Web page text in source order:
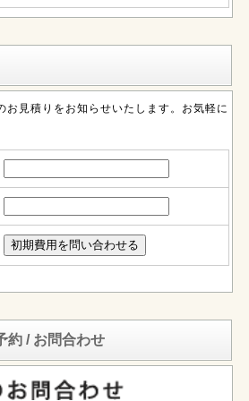
お見積りをお知らせいたします。お気軽に
約 / お問合わせ